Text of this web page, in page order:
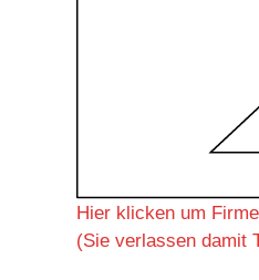
Hier klicken um
(Sie verlassen damit